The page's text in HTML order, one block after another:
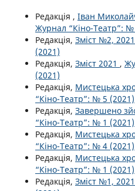
Редакція , Іван
Журнал “Кіно-Театр”: №
Редакція, Зміст №2, 2021
(2021)
Редакція, Зміст 2021 ,
(2021)
Редакція, Мистецька
“Кіно-Театр”: № 5 (2021)
Редакція, Завершено
“Кіно-Театр”: № 1 (2021)
Редакція, Мистецька
“Кіно-Театр”: № 4 (2021)
Редакція, Мистецька
“Кіно-Театр”: № 1 (2021)
Редакція, Зміст №1, 2021